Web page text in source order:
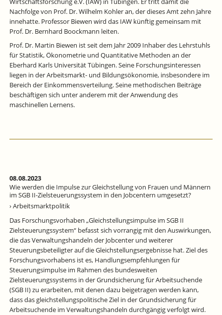
Nachfolge von Prof. Dr. Wilhelm Kohler an, der dieses Amt zehn Jahre
innehatte. Professor Biewen wird das IAW künftig gemeinsam mit
Prof. Dr. Bernhard Boockmann leiten.
Prof. Dr. Martin Biewen ist seit dem Jahr 2009 Inhaber des Lehrstuhls
für Statistik, Ökonometrie und Quantitative Methoden an der
Eberhard Karls Universität Tübingen. Seine Forschungsinteressen
liegen in der Arbeitsmarkt- und Bildungsökonomie, insbesondere im
Bereich der Einkommensverteilung. Seine methodischen Beiträge
beschäftigen sich unter anderem mit der Anwendung des
maschinellen Lernens.
08.08.2023
Wie werden die Impulse zur Gleichstellung von Frauen und Männern
im SGB II-Zielsteuerungssystem in den Jobcentern umgesetzt?
› Arbeitsmarktpolitik
Das Forschungsvorhaben „Gleichstellungsimpulse im SGB II
Zielsteuerungssystem“ befasst sich vorrangig mit den Auswirkungen,
die das Verwaltungshandeln der Jobcenter und weiterer
Steuerungsbeteiligter auf die Gleichstellungsergebnisse hat. Ziel des
Forschungsvorhabens ist es, Handlungsempfehlungen für
Steuerungsimpulse im Rahmen des bundesweiten
Zielsteuerungssystems in der Grundsicherung für Arbeitsuchende
(SGB II) zu erarbeiten, mit denen dazu beigetragen werden kann,
dass das gleichstellungspolitische Ziel in der Grundsicherung für
Arbeitsuchende im Verwaltungshandeln durchgängig verfolgt wird.